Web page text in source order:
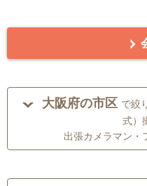
大阪府の市区 で絞
式）
出張カメラマン・